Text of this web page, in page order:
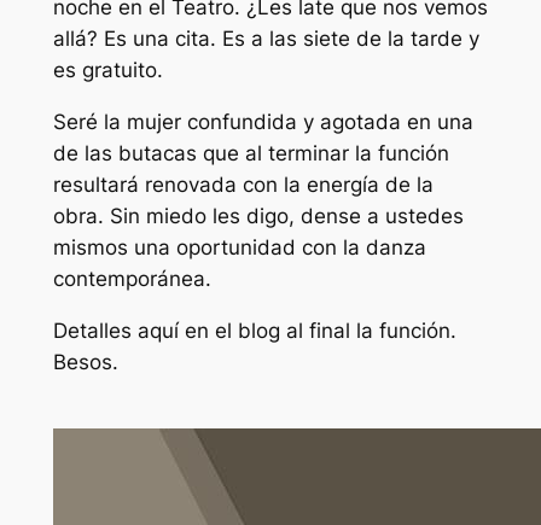
noche en el Teatro. ¿Les late que nos vemos
allá? Es una cita. Es a las siete de la tarde y
es gratuito.
Seré la mujer confundida y agotada en una
de las butacas que al terminar la función
resultará renovada con la energía de la
obra. Sin miedo les digo, dense a ustedes
mismos una oportunidad con la danza
contemporánea.
Detalles aquí en el blog al final la función.
Besos.